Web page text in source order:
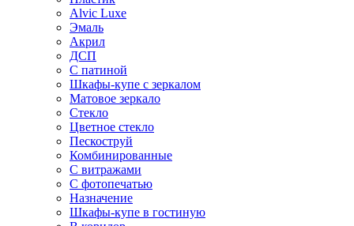
Alvic Luxe
Эмаль
Акрил
ДСП
С патиной
Шкафы-купе с зеркалом
Матовое зеркало
Стекло
Цветное стекло
Пескоструй
Комбинированные
С витражами
С фотопечатью
Назначение
Шкафы-купе в гостиную